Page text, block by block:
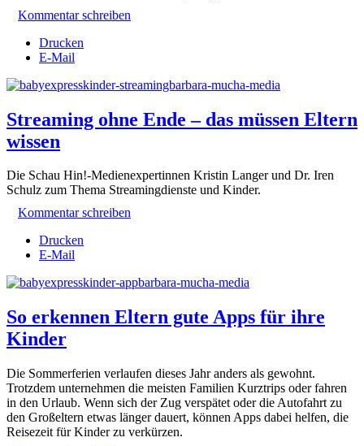
Kommentar schreiben
Drucken
E-Mail
Streaming ohne Ende – das müssen Eltern
wissen
Die Schau Hin!-Medienexpertinnen Kristin Langer und Dr. Iren
Schulz zum Thema Streamingdienste und Kinder.
Kommentar schreiben
Drucken
E-Mail
So erkennen Eltern gute Apps für ihre
Kinder
Die Sommerferien verlaufen dieses Jahr anders als gewohnt.
Trotzdem unternehmen die meisten Familien Kurztrips oder fahren
in den Urlaub. Wenn sich der Zug verspätet oder die Autofahrt zu
den Großeltern etwas länger dauert, können Apps dabei helfen, die
Reisezeit für Kinder zu verkürzen.